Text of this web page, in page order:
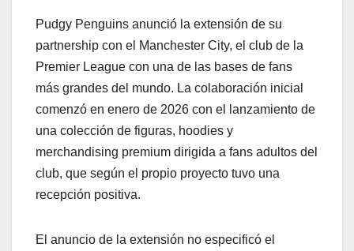
Pudgy Penguins anunció la extensión de su
partnership con el Manchester City, el club de la
Premier League con una de las bases de fans
más grandes del mundo. La colaboración inicial
comenzó en enero de 2026 con el lanzamiento de
una colección de figuras, hoodies y
merchandising premium dirigida a fans adultos del
club, que según el propio proyecto tuvo una
recepción positiva.
El anuncio de la extensión no especificó el